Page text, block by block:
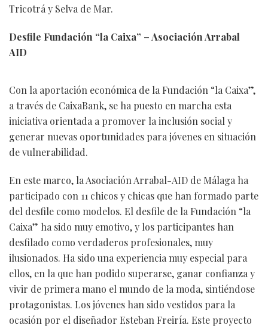
Tricotrá y Selva de Mar.
Desfile Fundación “la Caixa” – Asociación Arrabal
AID
Con la aportación económica de la Fundación “la Caixa”,
a través de CaixaBank, se ha puesto en marcha esta
iniciativa orientada a promover la inclusión social y
generar nuevas oportunidades para jóvenes en situación
de vulnerabilidad.
En este marco, la Asociación Arrabal-AID de Málaga ha
participado con 11 chicos y chicas que han formado parte
del desfile como modelos. El desfile de la Fundación “la
Caixa” ha sido muy emotivo, y los participantes han
desfilado como verdaderos profesionales, muy
ilusionados. Ha sido una experiencia muy especial para
ellos, en la que han podido superarse, ganar confianza y
vivir de primera mano el mundo de la moda, sintiéndose
protagonistas. Los jóvenes han sido vestidos para la
ocasión por el diseñador Esteban Freiría. Este proyecto